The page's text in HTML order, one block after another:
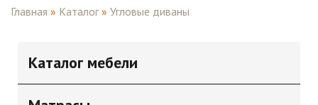
Главная » Каталог » Угловые диваны
Каталог мебели